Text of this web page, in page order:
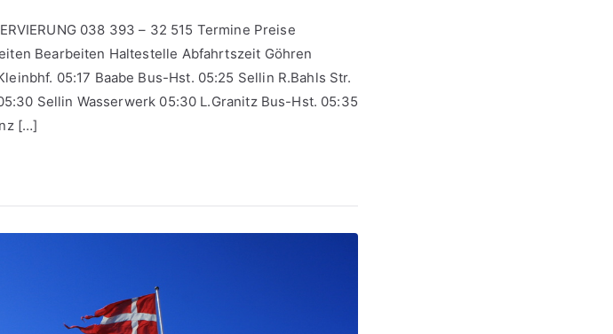
038 393 – 32 515 Termine Preise
Bearbeiten Haltestelle Abfahrtszeit Göhren
05:17 Baabe Bus-Hst. 05:25 Sellin R.Bahls Str.
Sellin Wasserwerk 05:30 L.Granitz Bus-Hst. 05:35
[…]